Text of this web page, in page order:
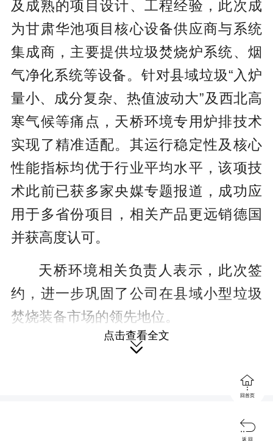
及成熟的项目设计、工程经验，此次成
为甘肃华池项目核心设备供应商与系统
集成商，主要提供垃圾焚烧炉系统、烟
气净化系统等设备。针对县域垃圾“入炉
量小、成分复杂、热值波动大”及西北高
寒气候等痛点，天桥环境专用炉排技术
实现了精准适配。其运行稳定性及核心
性能指标均优于行业平均水平，该项技
术此前已获多家央媒专题报道，成功应
用于多省份项目，相关产品更远销德国
并获高度认可。
天桥环境相关负责人表示，此次签
约，进一步巩固了公司在县域小型垃圾
焚烧装备市场的领先地位。
点击查看全文


回首页

返 回